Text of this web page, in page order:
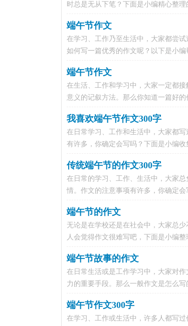
时总是无从下笔？下面是小编精心整
端午节作文
在学习、工作乃至生活中，大家都尝
如何写一篇优秀的作文呢？以下是小
端午节作文
在生活、工作和学习中，大家一定都
意义的记叙方法。那么你知道一篇好
我喜欢端午节作文300字
在日常学习、工作和生活中，大家都
有许多，你确定会写吗？下面是小编
传统端午节的作文300字
在日常的学习、工作、生活中，大家
情。作文的注意事项有许多，你确定
端午节的作文
无论是在学校还是在社会中，大家总
人会觉得作文很难写吧，下面是小编
端午节故事的作文
在日常生活或是工作学习中，大家对
力的重要手段。那么一般作文是怎么
端午节作文300字
在学习、工作或生活中，许多人都写